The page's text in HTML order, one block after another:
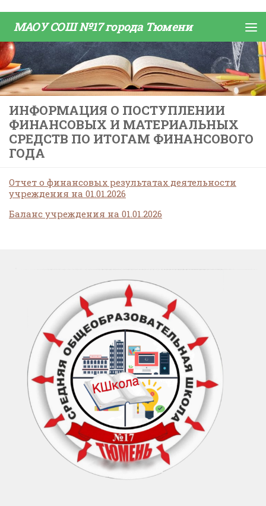
МАОУ СОШ №17 города Тюмени
ИНФОРМАЦИЯ О ПОСТУПЛЕНИИ
ФИНАНСОВЫХ И МАТЕРИАЛЬНЫХ
СРЕДСТВ ПО ИТОГАМ ФИНАНСОВОГО
ГОДА
Отчет о финансовых результатах деятельности
учреждения на 01.01.2026
Баланс учреждения на 01.01.2026